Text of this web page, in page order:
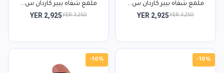
ملمع شفاه بيير كاردان س...
YER 3,250
YER 2,925
ملمع شفاه بيير كاردان س...
YER 3,250
YER 2,925
-10%
-10%